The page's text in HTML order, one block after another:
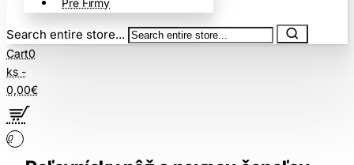
Search entire store...
Cart0
ks -
0,00€
0